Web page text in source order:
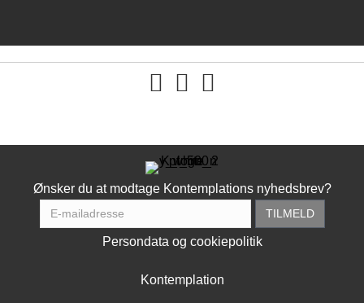
You tube
Ønsker du at modtage Kontemplations nyhedsbrev?
Persondata og cookiepolitik
Kontemplation